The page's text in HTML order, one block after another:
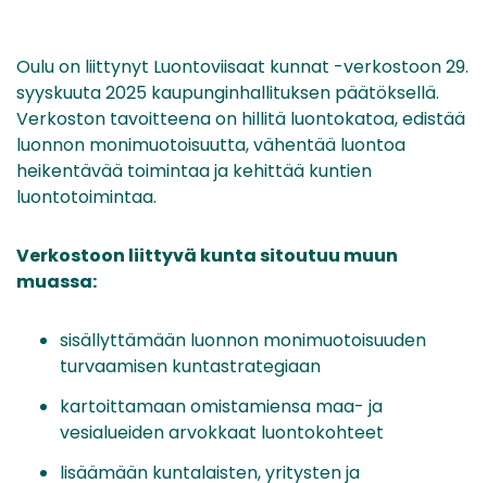
Oulu on liittynyt Luontoviisaat kunnat -verkostoon 29.
syyskuuta 2025 kaupunginhallituksen päätöksellä.
Verkoston tavoitteena on hillitä luontokatoa, edistää
luonnon monimuotoisuutta, vähentää luontoa
heikentävää toimintaa ja kehittää kuntien
luontotoimintaa.
Verkostoon liittyvä kunta sitoutuu muun
muassa:
sisällyttämään luonnon monimuotoisuuden
turvaamisen kuntastrategiaan
kartoittamaan omistamiensa maa- ja
vesialueiden arvokkaat luontokohteet
lisäämään kuntalaisten, yritysten ja